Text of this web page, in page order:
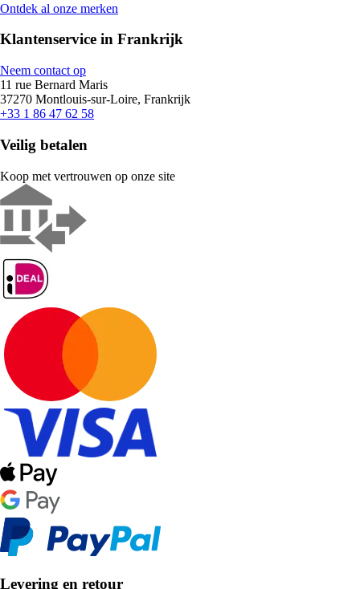
Ontdek al onze merken
Klantenservice in Frankrijk
Neem contact op
11 rue Bernard Maris
37270 Montlouis-sur-Loire, Frankrijk
+33 1 86 47 62 58
Veilig betalen
Koop met vertrouwen op onze site
Levering en retour